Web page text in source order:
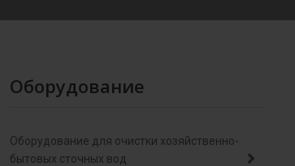
Оборудование
Оборудование для очистки хозяйственно-
бытовых сточных вод